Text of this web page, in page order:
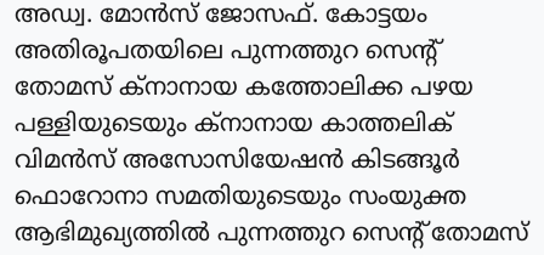
അഡ്വ. മോന്‍സ് ജോസഫ്. കോട്ടയം
അതിരൂപതയിലെ പുന്നത്തുറ സെന്റ്
തോമസ് ക്‌നാനായ കത്തോലിക്ക പഴയ
പള്ളിയുടെയും ക്‌നാനായ കാത്തലിക്
വിമന്‍സ് അസോസിയേഷന്‍ കിടങ്ങൂര്‍
ഫൊറോനാ സമതിയുടെയും സംയുക്ത
ആഭിമുഖ്യത്തില്‍ പുന്നത്തുറ സെന്റ് തോമസ്